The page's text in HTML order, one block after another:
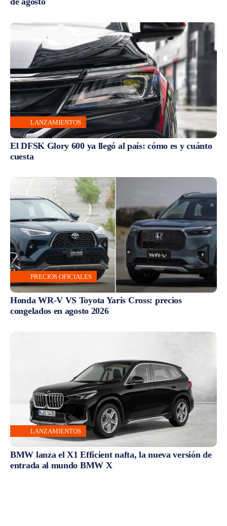
LANZAMIENTOS
El DFSK Glory 600 ya llegó al país: cómo es y cuánto
cuesta
PRECIOS OFICIALES
Honda WR-V VS Toyota Yaris Cross: precios
congelados en agosto 2026
LANZAMIENTOS
BMW lanza el X1 Efficient nafta, la nueva versión de
entrada al mundo BMW X